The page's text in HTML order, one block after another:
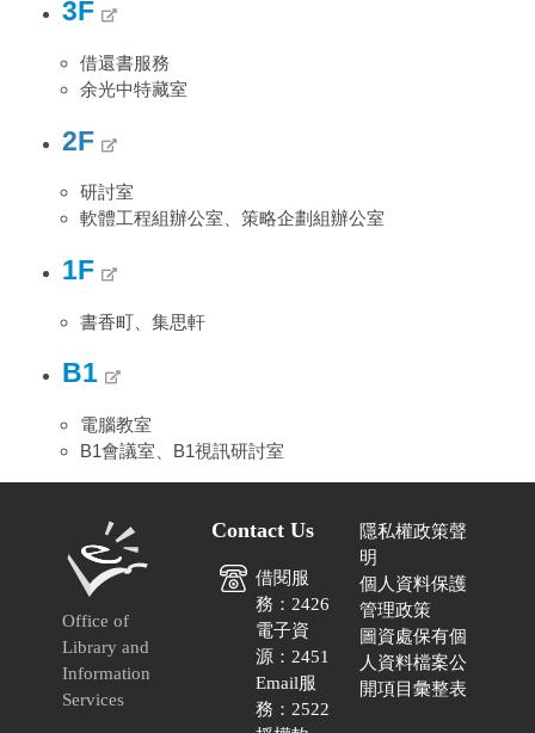
3F
借還書服務
余光中特藏室
2F
研討室
軟體工程組辦公室、策略企劃組辦公室
1F
書香町、集思軒
B1
電腦教室
B1會議室、B1視訊研討室
Office of
Library and
Information
Services
Contact Us
借閱服
務：2426
電子資
源：2451
Email服
務：2522
隱私權政策聲
明
個人資料保護
管理政策
圖資處保有個
人資料檔案公
開項目彙整表